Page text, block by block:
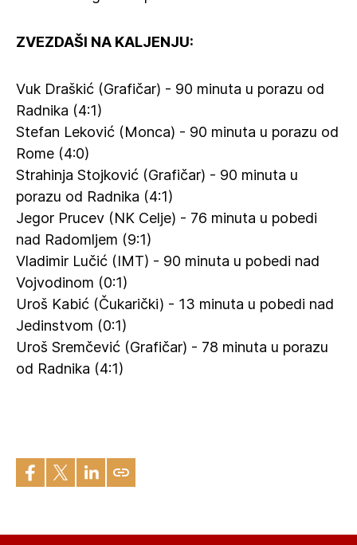
ZVEZDAŠI NA KALJENJU:
Vuk Draškić (Grafičar) - 90 minuta u porazu od
Radnika (4:1)
Stefan Leković (Monca) - 90 minuta u porazu od
Rome (4:0)
Strahinja Stojković (Grafičar) - 90 minuta u
porazu od Radnika (4:1)
Jegor Prucev (NK Celje) - 76 minuta u pobedi
nad Radomljem (9:1)
Vladimir Lučić (IMT) - 90 minuta u pobedi nad
Vojvodinom (0:1)
Uroš Kabić (Čukarički) - 13 minuta u pobedi nad
Jedinstvom (0:1)
Uroš Sremčević (Grafičar) - 78 minuta u porazu
od Radnika (4:1)